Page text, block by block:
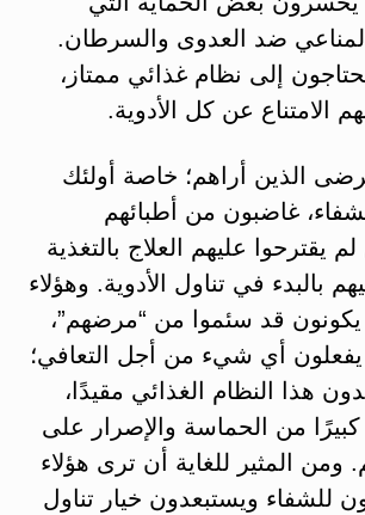
المناعي ضد العدوى والسرطان.
يحتاجون إلى نظام غذائي ممتاز،
الامتناع عن كل الأدوية.
الذين أراهم؛ خاصة أولئك
غاضبون من أطبائهم
يقترحوا عليهم العلاج بالتغذية
بالبدء في تناول الأدوية. وهؤلاء
يكونون قد سئموا من “مرضهم”،
يفعلون أي شيء من أجل التعافي؛
هذا النظام الغذائي مقيدًا،
من الحماسة والإصرار على
ومن المثير للغاية أن ترى هؤلاء
للشفاء ويستبعدون خيار تناول